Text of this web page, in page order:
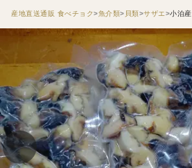
産地直送通販 食べチョク 魚介類 貝類 サザエ 小泊